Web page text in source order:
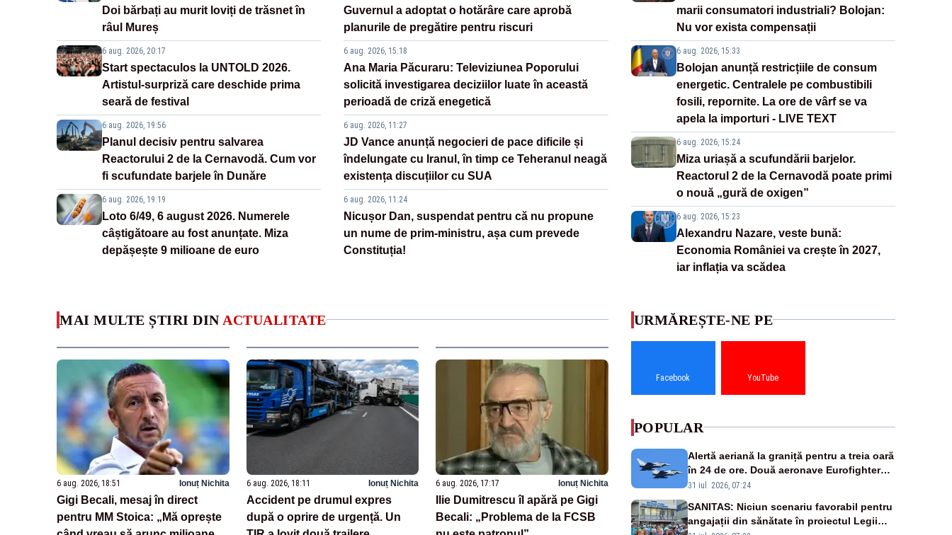
Doi bărbați au murit loviți de trăsnet în
râul Mureș
6 aug. 2026, 20:17
Start spectaculos la UNTOLD 2026.
Artistul-surpriză care deschide prima
seară de festival
6 aug. 2026, 19:56
Planul decisiv pentru salvarea
Reactorului 2 de la Cernavodă. Cum vor
fi scufundate barjele în Dunăre
6 aug. 2026, 19:19
Loto 6/49, 6 august 2026. Numerele
câștigătoare au fost anunțate. Miza
depășește 9 milioane de euro
Guvernul a adoptat o hotărâre care aprobă
planurile de pregătire pentru riscuri
6 aug. 2026, 15:18
Ana Maria Păcuraru: Televiziunea Poporului
solicită investigarea deciziilor luate în această
perioadă de criză enegetică
6 aug. 2026, 11:27
JD Vance anunță negocieri de pace dificile și
îndelungate cu Iranul, în timp ce Teheranul neagă
existența discuțiilor cu SUA
6 aug. 2026, 11:24
Nicușor Dan, suspendat pentru că nu propune
un nume de prim-ministru, așa cum prevede
Constituția!
marii consumatori industriali? Bolojan:
Nu vor exista compensații
6 aug. 2026, 15:33
Bolojan anunță restricțiile de consum
energetic. Centralele pe combustibili
fosili, repornite. La ore de vârf se va
apela la importuri - LIVE TEXT
6 aug. 2026, 15:24
Miza uriașă a scufundării barjelor.
Reactorul 2 de la Cernavodă poate primi
o nouă „gură de oxigen”
6 aug. 2026, 15:23
Alexandru Nazare, veste bună:
Economia României va crește în 2027,
iar inflația va scădea
MAI MULTE ȘTIRI DIN ACTUALITATE
6 aug. 2026, 18:51 Ionuț Nichita
Gigi Becali, mesaj în direct
pentru MM Stoica: „Mă oprește
6 aug. 2026, 18:11 Ionuț Nichita
Accident pe drumul expres
după o oprire de urgență. Un
6 aug. 2026, 17:17 Ionuț Nichita
Ilie Dumitrescu îl apără pe Gigi
Becali: „Problema de la FCSB
URMĂREȘTE-NE PE
Facebook YouTube
POPULAR
Alertă aeriană la graniță pentru a treia oară
în 24 de ore. Două aeronave Eurofighter
britanice au fost ridicate de la sol
31 iul. 2026, 07:24
SANITAS: Niciun scenariu favorabil pentru
angajații din sănătate în proiectul Legii